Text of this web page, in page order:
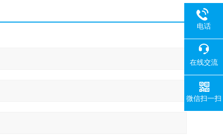
电话
在线交流
微信扫一扫